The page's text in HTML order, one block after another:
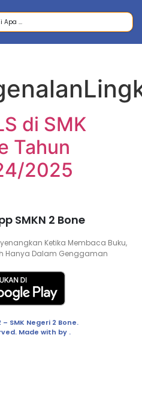
di SMK
Tahun
2025
SMKN 2 Bone
Ketika Membaca Buku,
Hanya Dalam Genggaman
SMK Negeri 2 Bone.
Made with by .